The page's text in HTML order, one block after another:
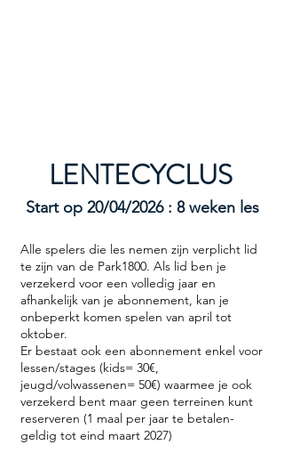
LENTECYCLUS
Start op 20/04/2026 : 8 weken les
Alle spelers die les nemen zijn verplicht lid
te zijn van de Park1800. Als lid ben je
verzekerd voor een volledig jaar en
afhankelijk van je abonnement, kan je
onbeperkt komen spelen van april tot
oktober.
Er bestaat ook een abonnement enkel voor
lessen/stages (kids= 30€,
jeugd/volwassenen= 50€) waarmee je ook
verzekerd bent maar geen terreinen kunt
reserveren (1 maal per jaar te betalen-
geldig tot eind maart 2027)